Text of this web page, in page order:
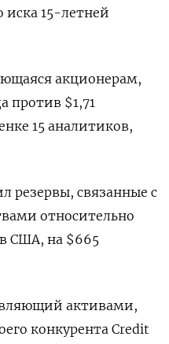
иска 15-летней
акционерам,
против $1,71
15 аналитиков,
резервы, связанные с
относительно
США, на $665
активами,
конкурента Credit